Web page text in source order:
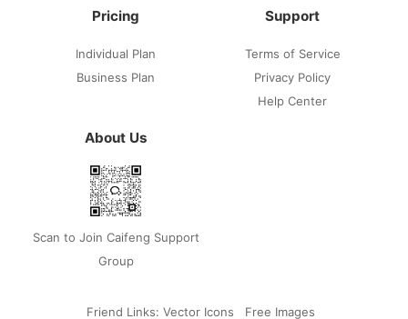
Pricing
Individual Plan
Business Plan
Support
Terms of Service
Privacy Policy
Help Center
About Us
Scan to Join Caifeng Support
Group
Friend Links: Vector Icons Free Images